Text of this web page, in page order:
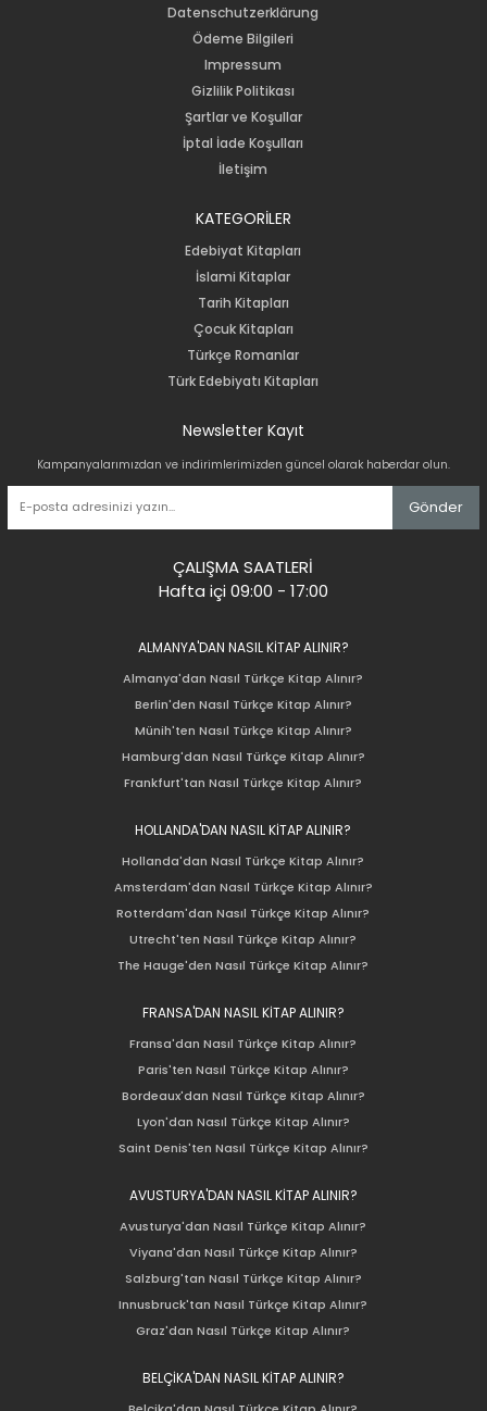
Datenschutzerklärung
Ödeme Bilgileri
Impressum
Gizlilik Politikası
Şartlar ve Koşullar
İptal İade Koşulları
İletişim
KATEGORİLER
Edebiyat Kitapları
İslami Kitaplar
Tarih Kitapları
Çocuk Kitapları
Türkçe Romanlar
Türk Edebiyatı Kitapları
Newsletter Kayıt
Kampanyalarımızdan ve indirimlerimizden güncel olarak haberdar olun.
Gönder
ÇALIŞMA SAATLERİ
Hafta içi 09:00 - 17:00
ALMANYA'DAN NASIL KİTAP ALINIR?
Almanya'dan Nasıl Türkçe Kitap Alınır?
Berlin'den Nasıl Türkçe Kitap Alınır?
Münih'ten Nasıl Türkçe Kitap Alınır?
Hamburg'dan Nasıl Türkçe Kitap Alınır?
Frankfurt'tan Nasıl Türkçe Kitap Alınır?
HOLLANDA'DAN NASIL KİTAP ALINIR?
Hollanda'dan Nasıl Türkçe Kitap Alınır?
Amsterdam'dan Nasıl Türkçe Kitap Alınır?
Rotterdam'dan Nasıl Türkçe Kitap Alınır?
Utrecht'ten Nasıl Türkçe Kitap Alınır?
The Hauge'den Nasıl Türkçe Kitap Alınır?
FRANSA'DAN NASIL KİTAP ALINIR?
Fransa'dan Nasıl Türkçe Kitap Alınır?
Paris'ten Nasıl Türkçe Kitap Alınır?
Bordeaux'dan Nasıl Türkçe Kitap Alınır?
Lyon'dan Nasıl Türkçe Kitap Alınır?
Saint Denis'ten Nasıl Türkçe Kitap Alınır?
AVUSTURYA'DAN NASIL KİTAP ALINIR?
Avusturya'dan Nasıl Türkçe Kitap Alınır?
Viyana'dan Nasıl Türkçe Kitap Alınır?
Salzburg'tan Nasıl Türkçe Kitap Alınır?
Innusbruck'tan Nasıl Türkçe Kitap Alınır?
Graz'dan Nasıl Türkçe Kitap Alınır?
BELÇİKA'DAN NASIL KİTAP ALINIR?